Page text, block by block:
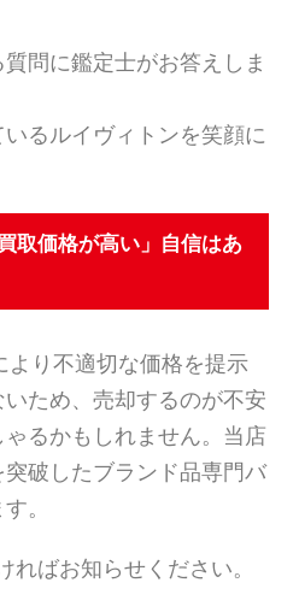
問に鑑定士がお答えしま
るルイヴィトンを笑顔に
取価格が高い」自信はあ
より不適切な価格を提示
ため、売却するのが不安
るかもしれません。当店
破したブランド品専門バ
。
ばお知らせください。